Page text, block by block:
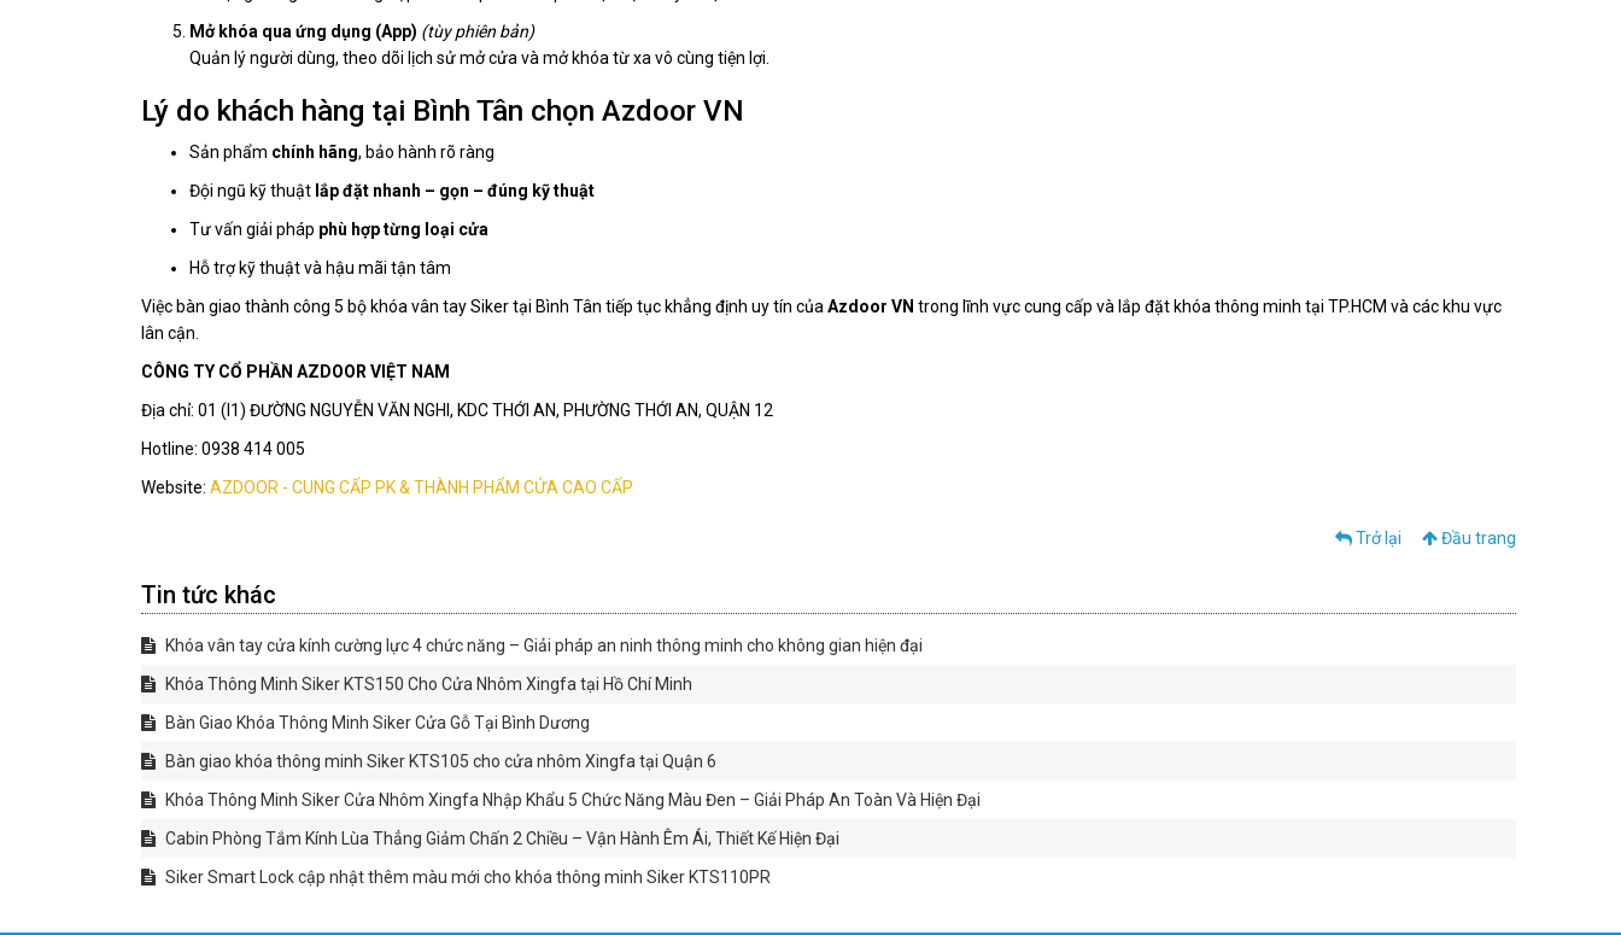
Mở khóa qua ứng dụng (App) (tùy phiên bản)
Quản lý người dùng, theo dõi lịch sử mở cửa và mở khóa từ xa vô cùng tiện lợi.
Lý do khách hàng tại Bình Tân chọn Azdoor VN
Sản phẩm chính hãng, bảo hành rõ ràng
Đội ngũ kỹ thuật lắp đặt nhanh – gọn – đúng kỹ thuật
Tư vấn giải pháp phù hợp từng loại cửa
Hỗ trợ kỹ thuật và hậu mãi tận tâm
Việc bàn giao thành công 5 bộ khóa vân tay Siker tại Bình Tân tiếp tục khẳng định uy tín của Azdoor VN trong lĩnh vực cung cấp và lắp đặt khóa thông minh tại TP.HCM và các khu vực
lân cận.
CÔNG TY CỔ PHẦN AZDOOR VIỆT NAM
Địa chỉ: 01 (I1) ĐƯỜNG NGUYỄN VĂN NGHI, KDC THỚI AN, PHƯỜNG THỚI AN, QUẬN 12
Hotline: 0938 414 005
Website: AZDOOR - CUNG CẤP PK & THÀNH PHẨM CỬA CAO CẤP
Trở lại Đầu trang
Tin tức khác
Khóa vân tay cửa kính cường lực 4 chức năng – Giải pháp an ninh thông minh cho không gian hiện đại
Khóa Thông Minh Siker KTS150 Cho Cửa Nhôm Xingfa tại Hồ Chí Minh
Bàn Giao Khóa Thông Minh Siker Cửa Gỗ Tại Bình Dương
Bàn giao khóa thông minh Siker KTS105 cho cửa nhôm Xingfa tại Quận 6
Khóa Thông Minh Siker Cửa Nhôm Xingfa Nhập Khẩu 5 Chức Năng Màu Đen – Giải Pháp An Toàn Và Hiện Đại
Cabin Phòng Tắm Kính Lùa Thẳng Giảm Chấn 2 Chiều – Vận Hành Êm Ái, Thiết Kế Hiện Đại
Siker Smart Lock cập nhật thêm màu mới cho khóa thông minh Siker KTS110PR